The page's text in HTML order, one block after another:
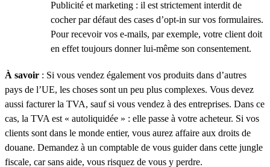
Publicité et marketing : il est strictement interdit de
cocher par défaut des cases d’opt-in sur vos formulaires.
Pour recevoir vos e-mails, par exemple, votre client doit
en effet toujours donner lui-même son consentement.
À savoir : Si vous vendez également vos produits dans d’autres
pays de l’UE, les choses sont un peu plus complexes. Vous devez
aussi facturer la TVA, sauf si vous vendez à des entreprises. Dans ce
cas, la TVA est « autoliquidée » : elle passe à votre acheteur. Si vos
clients sont dans le monde entier, vous aurez affaire aux droits de
douane. Demandez à un comptable de vous guider dans cette jungle
fiscale, car sans aide, vous risquez de vous y perdre.